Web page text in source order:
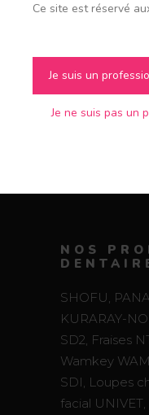
Ce site est réservé
Je suis un
Je ne suis pas un
Marque :
Laboratoire
NOS
SHOFU,
KURARAY-
SD2, Fraises
Wamkey
SDI, Loupes
facial